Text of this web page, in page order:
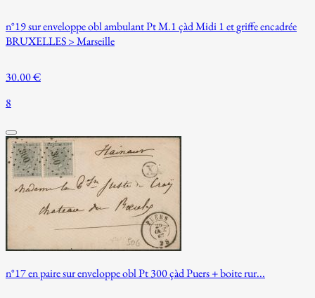
n°19 sur enveloppe obl ambulant Pt M.1 çàd Midi 1 et griffe encadrée
BRUXELLES > Marseille
30.00 €
8
n°17 en paire sur enveloppe obl Pt 300 çàd Puers + boite rur...